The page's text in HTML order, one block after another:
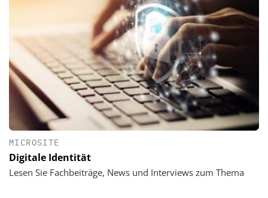
MICROSITE
Digitale Identität
Lesen Sie Fachbeiträge, News und Interviews zum Thema